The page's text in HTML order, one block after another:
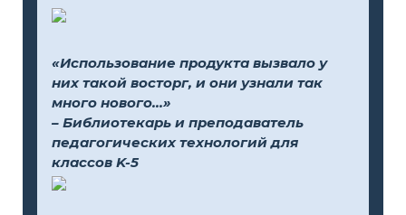
«Использование продукта вызвало у
них такой восторг, и они узнали так
много нового...»
– Библиотекарь и преподаватель
педагогических технологий для
классов K-5